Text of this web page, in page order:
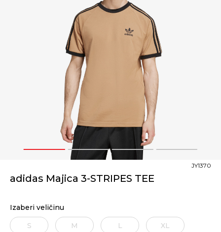
1 2 3 4
adidas Majica 3-STRIPES TEE
JY1370
Izaberi veličinu
S M L XL